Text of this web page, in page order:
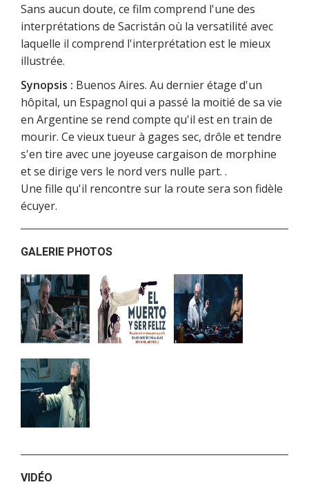
Sans aucun doute, ce film comprend l'une des
interprétations de Sacristán où la versatilité avec
laquelle il comprend l'interprétation est le mieux
illustrée.
Synopsis : Buenos Aires. Au dernier étage d'un
hôpital, un Espagnol qui a passé la moitié de sa vie
en Argentine se rend compte qu'il est en train de
mourir. Ce vieux tueur à gages sec, drôle et tendre
s'en tire avec une joyeuse cargaison de morphine
et se dirige vers le nord vers nulle part. .
Une fille qu'il rencontre sur la route sera son fidèle
écuyer.
GALERIE PHOTOS
VIDÉO